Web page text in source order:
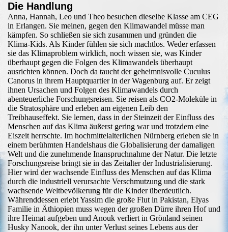
Die Handlung
Anna, Hannah, Leo und Theo besuchen dieselbe Klasse am CEG
in Erlangen. Sie meinen, gegen den Klimawandel müsse man
kämpfen. So schließen sie sich zusammen und gründen die
Klima-Kids. Als Kinder fühlen sie sich machtlos. Weder erfassen
sie das Klimaproblem wirklich, noch wissen sie, was Kinder
überhaupt gegen die Folgen des Klimawandels überhaupt
ausrichten können. Doch da taucht der geheimnisvolle Cuculus
Canorus in ihrem Hauptquartier in der Wagenburg auf. Er zeigt
ihnen Ursachen und Folgen des Klimawandels durch
abenteuerliche Forschungsreisen. Sie reisen als CO2-Moleküle in
die Stratosphäre und erleben am eigenen Leib den
Treibhauseffekt. Sie lernen, dass in der Steinzeit der Einfluss des
Menschen auf das Klima äußerst gering war und trotzdem eine
Eiszeit herrschte. Im hochmittelalterlichen Nürnberg erleben sie in
einem berühmten Handelshaus die Globalisierung der damaligen
Welt und die zunehmende Inanspruchnahme der Natur. Die letzte
Forschungsreise bringt sie in das Zeitalter der Industrialisierung.
Hier wird der wachsende Einfluss des Menschen auf das Klima
durch die industriell verursachte Verschmutzung und die stark
wachsende Weltbevölkerung für die Kinder überdeutlich.
Währenddessen erlebt Yassim die große Flut in Pakistan, Elyas
Familie in Äthiopien muss wegen der großen Dürre ihren Hof und
ihre Heimat aufgeben und Anouk verliert in Grönland seinen
Husky Nanook, der ihn unter Verlust seines Lebens aus der